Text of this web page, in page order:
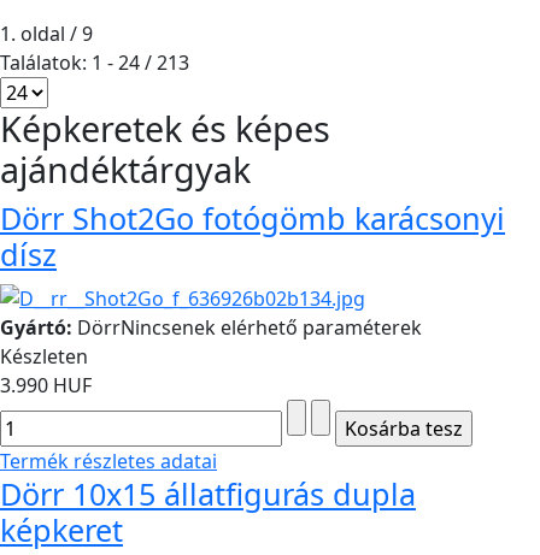
1. oldal / 9
Találatok: 1 - 24 / 213
Képkeretek és képes
ajándéktárgyak
Dörr Shot2Go fotógömb karácsonyi
dísz
Gyártó: DörrNincsenek elérhető paraméterek
Készleten
3.990 HUF
Termék részletes adatai
Dörr 10x15 állatfigurás dupla
képkeret